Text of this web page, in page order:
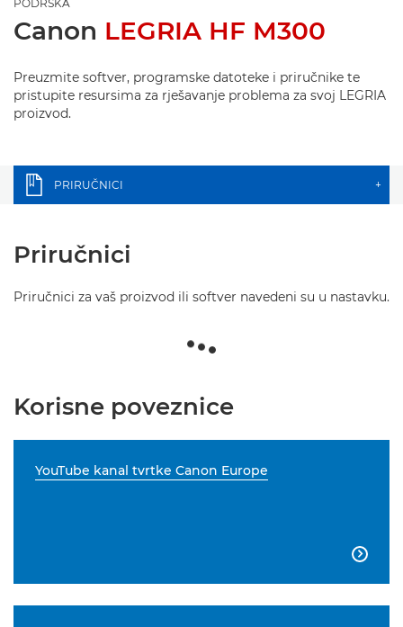
PODRŠKA
Canon LEGRIA HF M300
Preuzmite softver, programske datoteke i priručnike te
pristupite resursima za rješavanje problema za svoj LEGRIA
proizvod.
PRIRUČNICI +
Priručnici
Priručnici za vaš proizvod ili softver navedeni su u nastavku.
Korisne poveznice
YouTube kanal tvrtke Canon Europe
